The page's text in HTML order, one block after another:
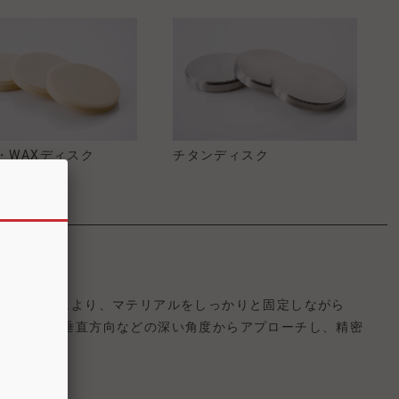
WAXディスク チタンディスク
の採用により、マテリアルをしっかりと固定しながら
カットを垂直方向などの深い角度からアプローチし、精密